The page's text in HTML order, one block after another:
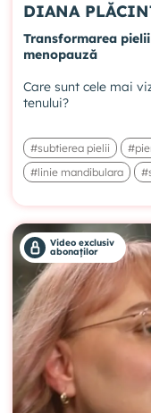
DIANA
Transformarea
menopauză
Care sunt cele mai
tenului?
#subtierea pielii
#linie mandibulara
Video exclusiv
abonaților